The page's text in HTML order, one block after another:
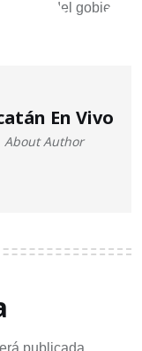
En Vivo
About Author
publicada.